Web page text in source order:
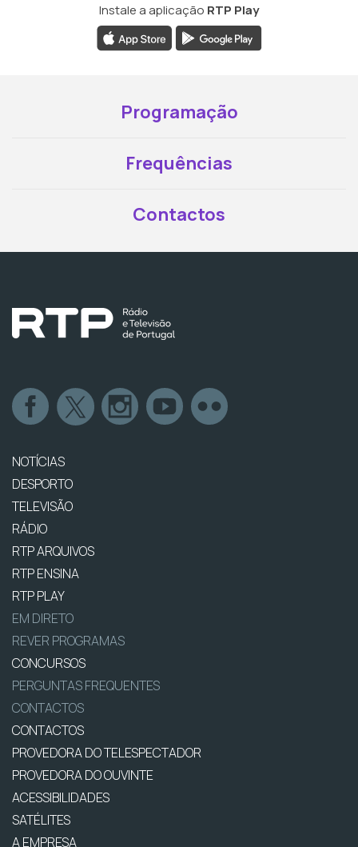
Instale a aplicação RTP Play
Programação
Frequências
Contactos
NOTÍCIAS
DESPORTO
TELEVISÃO
RÁDIO
RTP ARQUIVOS
RTP ENSINA
RTP PLAY
EM DIRETO
REVER PROGRAMAS
CONCURSOS
PERGUNTAS FREQUENTES
CONTACTOS
CONTACTOS
PROVEDORA DO TELESPECTADOR
PROVEDORA DO OUVINTE
ACESSIBILIDADES
SATÉLITES
A EMPRESA